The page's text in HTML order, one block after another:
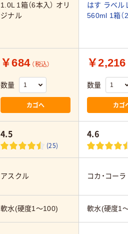
1.0L 1箱（6本入） オリ
ジナル
はす ラベル
560ml 1箱（
￥684 （税込）
数量
カゴへ
￥2,216
数量
カゴ
4.5
(25)
4.6
アスクル コカ・コーラ
軟水(硬度1～100) 軟水(硬度1